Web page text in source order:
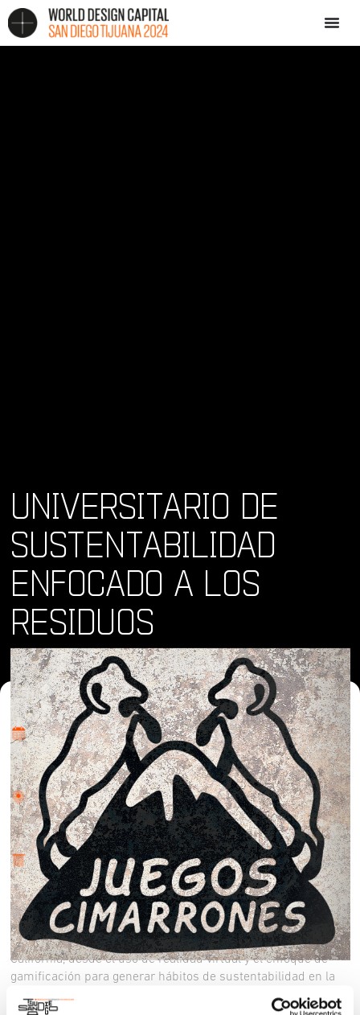
UNIVERSITARIO DE
SUSTENTABILIDAD
ENFOCADO A LOS
RESIDUOS
Dónde y Cuándo
lun 5 feb 2024 - mar 31 dic 2024
Lugar
San Diego Tijuana
Acerca
Comunidad
Juegos Cimarrones busca diseñar un examen de
sustentabilidad que este enfocado a la clasificación correcta
de los residuos sólidos que se generan dentro del programa
“Cero Residuos” de la Universidad Autónoma de Baja
California, desde el uso de realidad virtual y el enfoque de
gamificación para generar hábitos de sustentabilidad en la
comunidad.